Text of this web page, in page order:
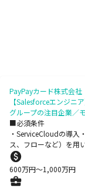
PayPayカード株式会社
【Salesforceエンジニ
グループの注目企業／
■必須条件
・ServiceCloudの導入
ス、フローなど）を用
600万円〜1,000万円